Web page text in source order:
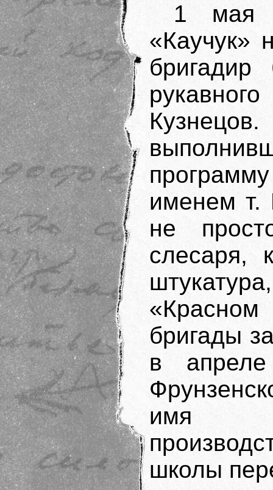
1 мая
«Каучук»
бригадир
именем т.
не
слесаря,
бригады
в
имя
школы